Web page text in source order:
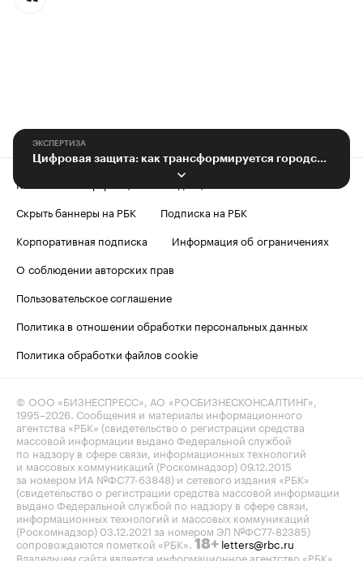
ЭКСПЕРТИЗА
Цифровая защита: как трансформируется городская кибербезопасность
Контактная информация
Редакция
Скрыть баннеры на РБК
Подписка на РБК
Корпоративная подписка
Информация об ограничениях
О соблюдении авторских прав
Пользовательское соглашение
Политика в отношении обработки персональных данных
Политика обработки файлов cookie
© ООО «БИЗНЕСПРЕСС», АО «РОСБИЗНЕСКОНСАЛТИНГ»,
1995–2026 . Сообщения и материалы информационного
агентства «РБК» (свидетельство о регистрации средства
массовой информации выдано Федеральной службой
по надзору в сфере связи, информационных технологий
и массовых коммуникаций (Роскомнадзор) 09.12.2015
за номером ИА №ФС77-63848) и сетевого издания «РБК»
(свидетельство о регистрации средства массовой информации
выдано Федеральной службой по надзору в сфере связи,
информационных технологий и массовых коммуникаций
(Роскомнадзор) 03.12.2021 за номером ЭЛ №ФС77-82385)
сопровождаются пометкой «РБК». 18+ letters@rbc.ru
Владельцем сайта является информационное агентство «РБК».